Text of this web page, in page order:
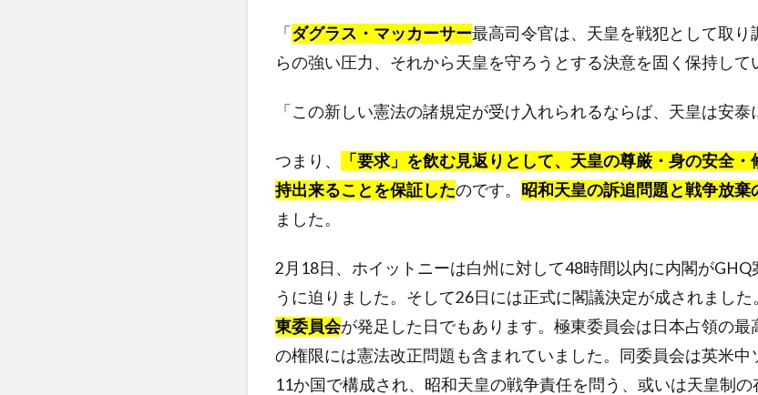
「ダグラス・マッカーサー最高司令官は、天皇を戦犯として取
らの強い圧力、それから天皇を守ろうとする決意を固く保持して
「この新しい憲法の諸規定が受け入れられるならば、天皇は安泰
つまり、
「要求」を飲む見返りとして、天皇の尊厳・身の安全
持出来ることを保証したのです。 昭和天皇の訴追問題と戦争放棄
ました。
2月18日、ホイットニーは白州に対して48時間以内に内閣がGHQ
うに迫りました。そして26日には正式に閣議決定が成されまし
東委員会が発足した日でもあります。極東委員会は日本占領の最
の権限には憲法改正問題も含まれていました。同委員会は英米中
11か国で構成され、昭和天皇の戦争責任を問う、或いは天皇制